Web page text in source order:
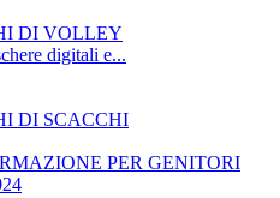
DI VOLLEY
digitali e...
DI SCACCHI
PER GENITORI